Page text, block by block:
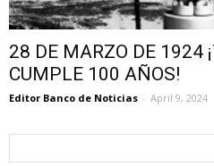
28 DE MARZO DE 1924
CUMPLE 100 AÑOS!
Editor Banco de Noticias - April 9, 2024